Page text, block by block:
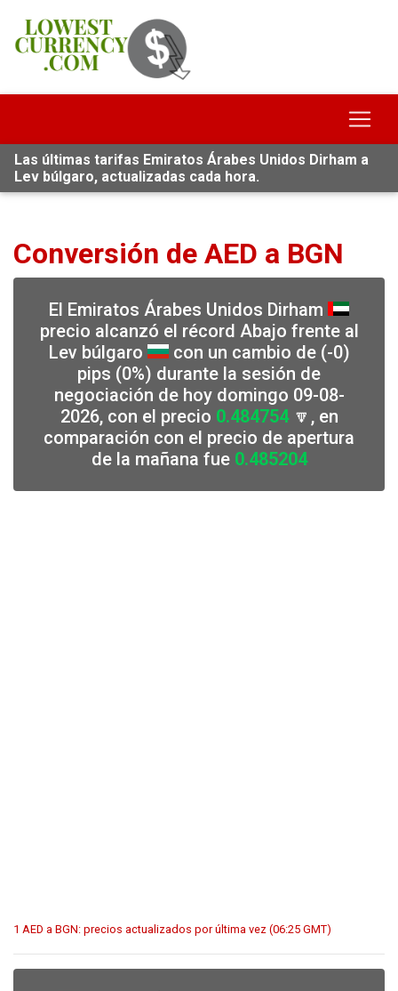
Las últimas tarifas Emiratos Árabes Unidos Dirham a
Lev búlgaro, actualizadas cada hora.
Conversión de AED a BGN
El Emiratos Árabes Unidos Dirham
precio alcanzó el récord Abajo frente al
Lev búlgaro
con un cambio de (-0)
pips (0%) durante la sesión de
negociación de hoy domingo 09-08-
2026, con el precio 0.484754🔽, en
comparación con el precio de apertura
de la mañana fue 0.485204
1 AED a BGN: precios actualizados por última vez (06:25 GMT)